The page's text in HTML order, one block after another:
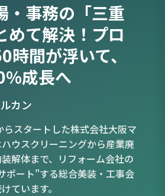
・事務の「三重
めて解決！プロ
時間が浮いて、
成長へ
カン
スタートした株式会社大阪マ
ウスクリーニングから産業廃
解体まで、リフォーム会社の
ポート"する総合美装・工事会
ています。